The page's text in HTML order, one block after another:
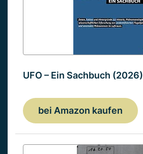
UFO – Ein Sachbuch (2026)
bei Amazon kaufen